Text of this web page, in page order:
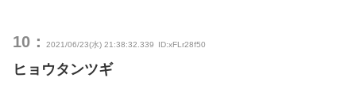
10： 2021/06/23(水) 21:38:32.339 ID:xFLr28f50
ヒョウタンツギ